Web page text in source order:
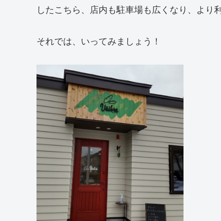
したこちら、店内も駐車場も広くなり、より
それでは、いってみましょう！